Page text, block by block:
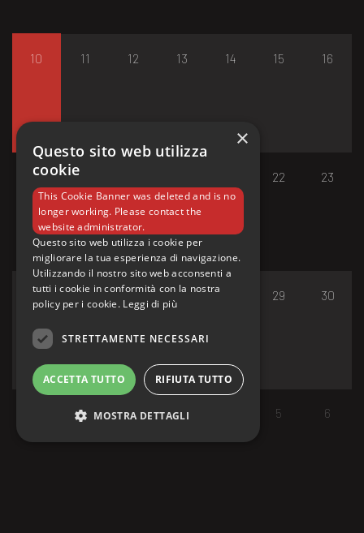
10 11 12 13 14 15 16
17 18 22 23
24 25 26 27 29 30
1 2 3 5 6
×
Questo sito web utilizza
cookie
This Cookie Banner was deleted and is no
longer working. Please contact the
website administrator.
Questo sito web utilizza i cookie per
migliorare la tua esperienza di navigazione.
Utilizzando il nostro sito web acconsenti a
tutti i cookie in conformità con la nostra
policy per i cookie. Leggi di più
STRETTAMENTE NECESSARI
ACCETTA TUTTO RIFIUTA TUTTO
MOSTRA DETTAGLI